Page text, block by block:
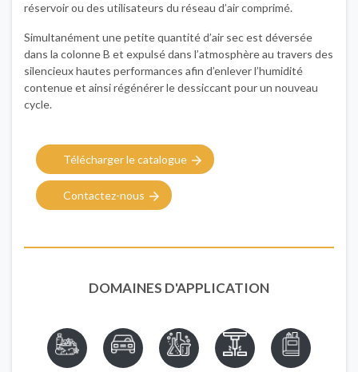
réservoir ou des utilisateurs du réseau d’air comprimé.
Simultanément une petite quantité d’air sec est déversée
dans la colonne B et expulsé dans l’atmosphère au travers des
silencieux hautes performances afin d’enlever l’humidité
contenue et ainsi régénérer le dessiccant pour un nouveau
cycle.
Télécharger le catalogue
Contactez-nous
DOMAINES D'APPLICATION